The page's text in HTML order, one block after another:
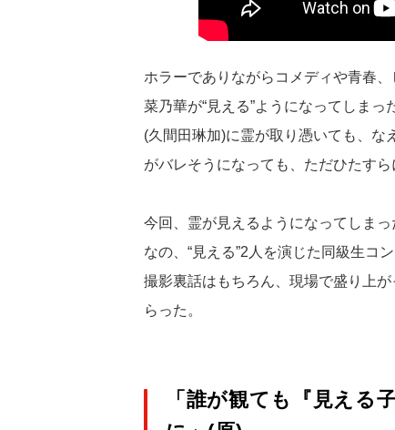
ホラーでありながらコメディや青春
菜乃華が“見える”ようになってしま
(久間田琳加)に霊が取り憑いても、な
がバレそうになっても、ただひたす
今回、霊が見えるようになってしま
なの、“見える”2人を演じた同級生コ
撮影裏話はもちろん、現場で盛り上
らった。
「誰が観ても『見える